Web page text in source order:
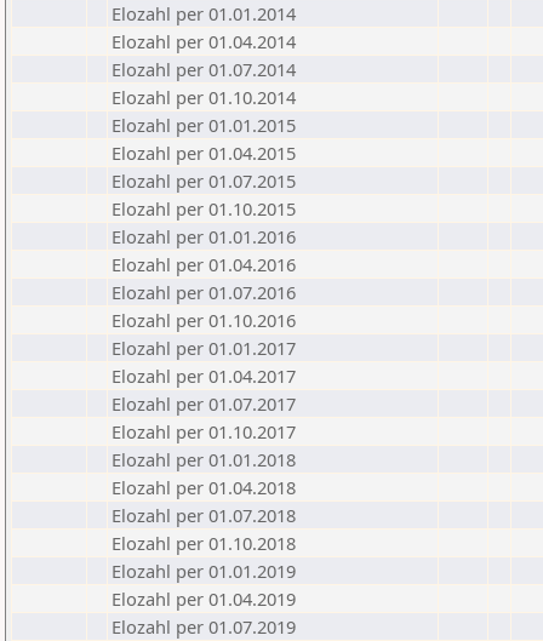
Elozahl per 01.01.2014
Elozahl per 01.04.2014
Elozahl per 01.07.2014
Elozahl per 01.10.2014
Elozahl per 01.01.2015
Elozahl per 01.04.2015
Elozahl per 01.07.2015
Elozahl per 01.10.2015
Elozahl per 01.01.2016
Elozahl per 01.04.2016
Elozahl per 01.07.2016
Elozahl per 01.10.2016
Elozahl per 01.01.2017
Elozahl per 01.04.2017
Elozahl per 01.07.2017
Elozahl per 01.10.2017
Elozahl per 01.01.2018
Elozahl per 01.04.2018
Elozahl per 01.07.2018
Elozahl per 01.10.2018
Elozahl per 01.01.2019
Elozahl per 01.04.2019
Elozahl per 01.07.2019